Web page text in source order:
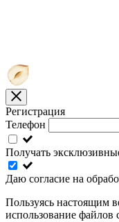
Регистрация
Телефон
Получать
Даю согласие на
Пользуясь настоящим
использование файлов